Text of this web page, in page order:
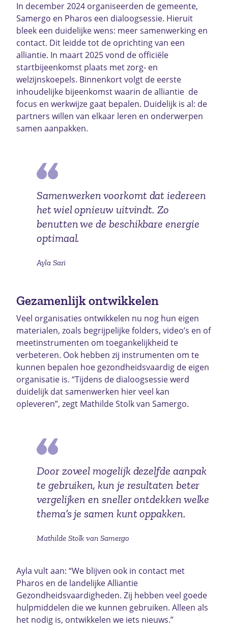
In december 2024 organiseerden de gemeente,
Samergo en Pharos een dialoogsessie. Hieruit
bleek een duidelijke wens: meer samenwerking en
contact. Dit leidde tot de oprichting van een
alliantie. In maart 2025 vond de officiële
startbijeenkomst plaats met zorg- en
welzijnskoepels. Binnenkort volgt de eerste
inhoudelijke bijeenkomst waarin de alliantie de
focus en werkwijze gaat bepalen. Duidelijk is al: de
partners willen van elkaar leren en onderwerpen
samen aanpakken.
Samenwerken voorkomt dat iedereen
het wiel opnieuw uitvindt. Zo
benutten we de beschikbare energie
optimaal.
Ayla Sari
Gezamenlijk ontwikkelen
Veel organisaties ontwikkelen nu nog hun eigen
materialen, zoals begrijpelijke folders, video’s en of
meetinstrumenten om toegankelijkheid te
verbeteren. Ook hebben zij instrumenten om te
kunnen bepalen hoe gezondheidsvaardig de eigen
organisatie is. “Tijdens de dialoogsessie werd
duidelijk dat samenwerken hier veel kan
opleveren”, zegt Mathilde Stolk van Samergo.
Door zoveel mogelijk dezelfde aanpak
te gebruiken, kun je resultaten beter
vergelijken en sneller ontdekken welke
thema’s je samen kunt oppakken.
Mathilde Stolk van Samergo
Ayla vult aan: “We blijven ook in contact met
Pharos en de landelijke Alliantie
Gezondheidsvaardigheden. Zij hebben veel goede
hulpmiddelen die we kunnen gebruiken. Alleen als
het nodig is, ontwikkelen we iets nieuws.”